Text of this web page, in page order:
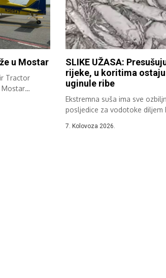
u Mostar
Tractor
Mostar
SLIKE UŽASA:
rijeke, u koritima
uginule ribe
Ekstremna suša ima sve
posljedice za vodotoke diljem
7. Kolovoza 2026.